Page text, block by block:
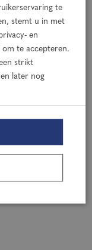
te
stemt u in met
en
te accepteren.
strikt
later nog